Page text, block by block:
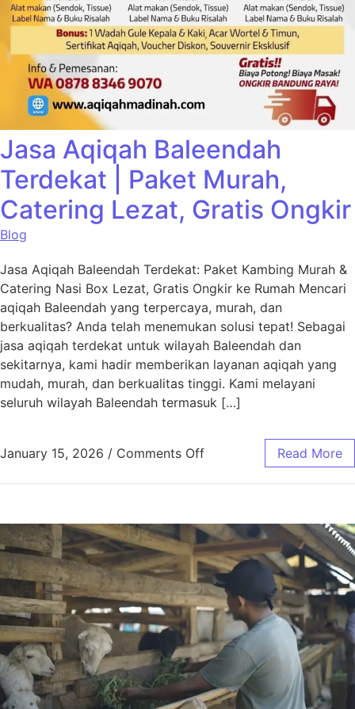
Jasa Aqiqah Baleendah
Terdekat | Paket Murah,
Catering Lezat, Gratis Ongkir
Blog
Jasa Aqiqah Baleendah Terdekat: Paket Kambing Murah &
Catering Nasi Box Lezat, Gratis Ongkir ke Rumah Mencari
aqiqah Baleendah yang terpercaya, murah, dan
berkualitas? Anda telah menemukan solusi tepat! Sebagai
jasa aqiqah terdekat untuk wilayah Baleendah dan
sekitarnya, kami hadir memberikan layanan aqiqah yang
mudah, murah, dan berkualitas tinggi. Kami melayani
seluruh wilayah Baleendah termasuk […]
January 15, 2026 / Comments Off Read More